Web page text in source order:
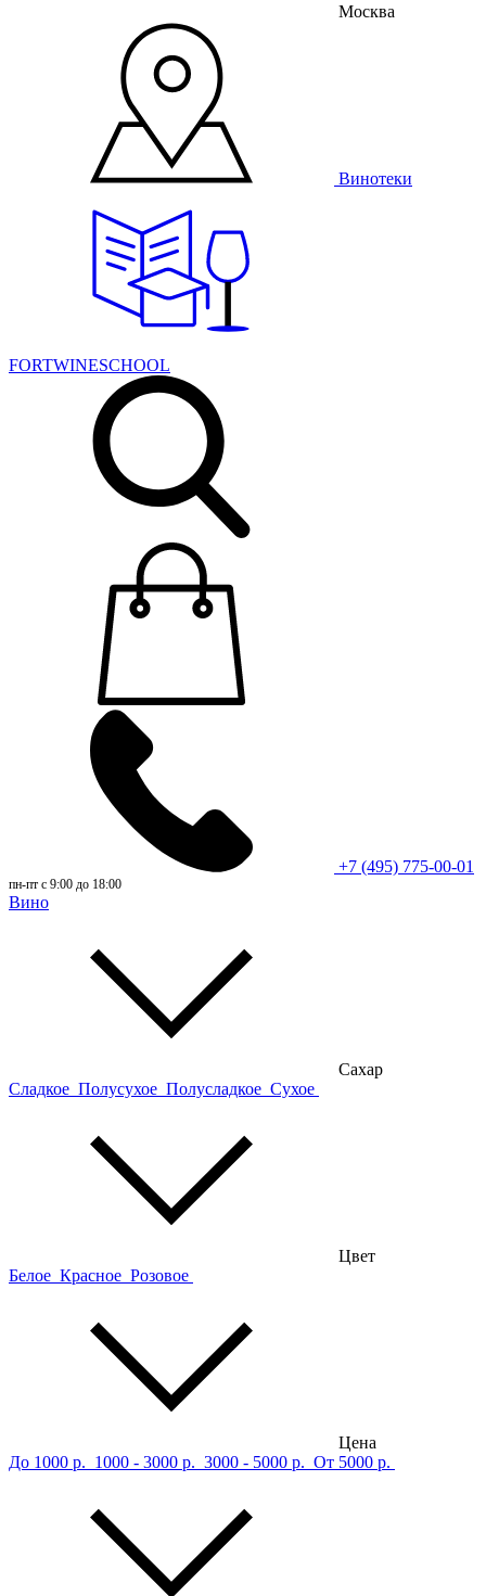
Москва
Винотеки
FORTWINESCHOOL
+7 (495) 775-00-01
пн-пт с 9:00 до 18:00
Вино
Сахар
Сладкое Полусухое Полусладкое Сухое
Цвет
Белое Красное Розовое
Цена
До 1000 р. 1000 - 3000 р. 3000 - 5000 р. От 5000 р.